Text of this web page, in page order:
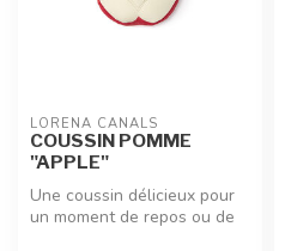
LORENA CANALS
COUSSIN POMME
"APPLE"
Une coussin délicieux pour
un moment de repos ou de